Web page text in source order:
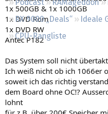
Podcast RAMageddon
RX 9000 „Deals“
Ideale
CPU-Rangliste
1x 500GB & 1x 1000GB
1x DVD Rom
1x DVD RW
Antec P182
Das System soll nicht
Ich weiß nicht ob ich 1066er
soweit ich das richtig
dem Board ohne OC!?
lohnt